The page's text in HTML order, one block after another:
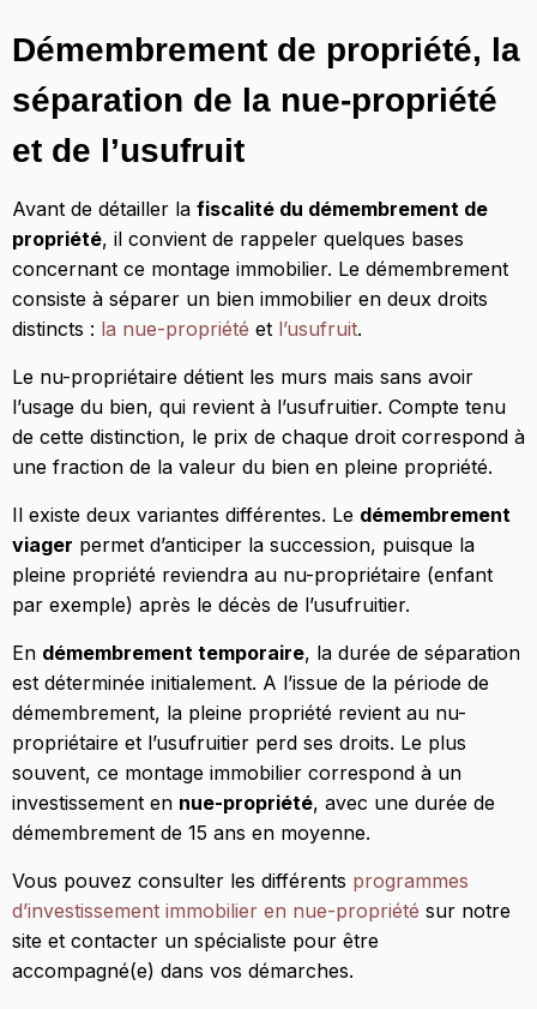
Pas d’impôt sur la nue-propriété pendant le
Fiscalité en cas de donation de nue-propriété
et de succession
La fiscalité du démembrement de propriété
pour l’usufruitier
Fiscalité en cours de démembrement de
propriété
Démembrement de propriété, la
séparation de la nue-propriété
et de l’usufruit
Avant de détailler la fiscalité du démembrement de
propriété, il convient de rappeler quelques bases
concernant ce montage immobilier. Le démembrement
consiste à séparer un bien immobilier en deux droits
distincts : la nue-propriété et l’usufruit.
Le nu-propriétaire détient les murs mais sans avoir
l’usage du bien, qui revient à l’usufruitier. Compte tenu
de cette distinction, le prix de chaque droit correspond à
une fraction de la valeur du bien en pleine propriété.
Il existe deux variantes différentes. Le démembrement
viager permet d’anticiper la succession, puisque la
pleine propriété reviendra au nu-propriétaire (enfant
par exemple) après le décès de l’usufruitier.
En démembrement temporaire, la durée de séparation
est déterminée initialement. A l’issue de la période de
démembrement, la pleine propriété revient au nu-
propriétaire et l’usufruitier perd ses droits. Le plus
souvent, ce montage immobilier correspond à un
investissement en nue-propriété, avec une durée de
démembrement de 15 ans en moyenne.
Vous pouvez consulter les différents programmes
d’investissement immobilier en nue-propriété sur notre
site et contacter un spécialiste pour être
accompagné(e) dans vos démarches.